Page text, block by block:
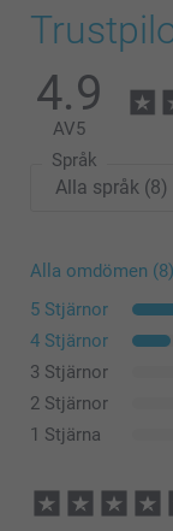
4.9
AV5
Språk
Alla omdömen (8)
5 Stjärnor
4 Stjärnor
3 Stjärnor
2 Stjärnor
1 Stjärna